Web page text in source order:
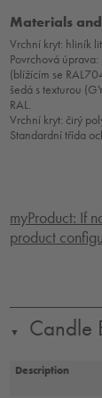
Materials
Vrchní kryt: hliník
Povrchová
(blížícím se
šedá s texturou
RAL.
Vrchní kryt: čirý
Standardní třída
myProduct: If
product
▼ Candle
Description